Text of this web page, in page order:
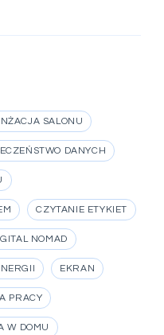
SALONU
DANYCH
CZYTANIE ETYKIET
NOMAD
EKRAN
PRACY
W DOMU